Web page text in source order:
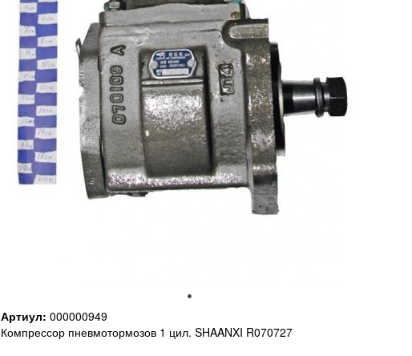
Артиул: 000000949
Компрессор пневмотормозов 1 цил. SHAANXI R070727